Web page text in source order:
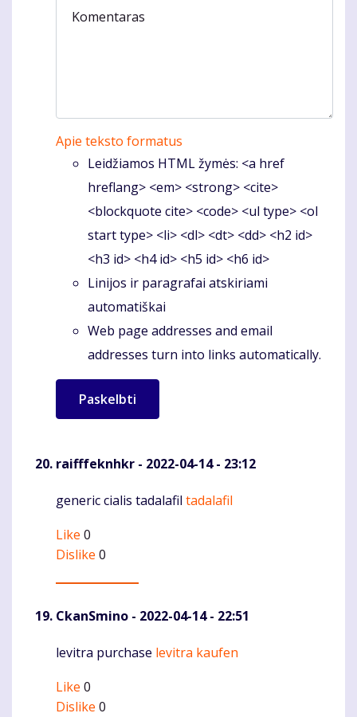
Komentaras
Apie teksto formatus
Leidžiamos HTML žymės: <a href
hreflang> <em> <strong> <cite>
<blockquote cite> <code> <ul type> <ol
start type> <li> <dl> <dt> <dd> <h2 id>
<h3 id> <h4 id> <h5 id> <h6 id>
Linijos ir paragrafai atskiriami
automatiškai
Web page addresses and email
addresses turn into links automatically.
raifffeknhkr - 2022-04-14 - 23:12
Komentaras
generic cialis tadalafil tadalafil
Like 0
Dislike 0
CkanSmino - 2022-04-14 - 22:51
Komentaras
levitra purchase levitra kaufen
Like 0
Dislike 0